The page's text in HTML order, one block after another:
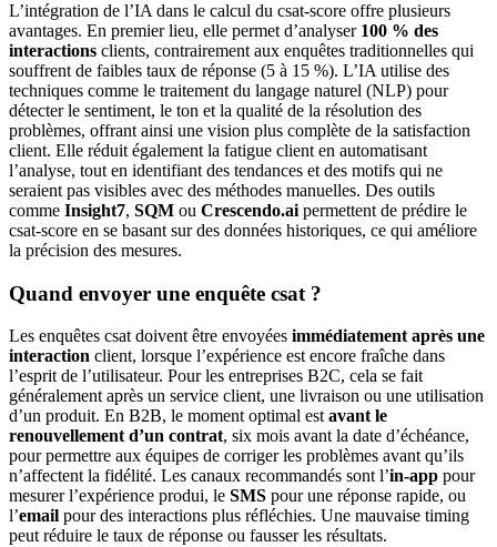
L’intégration de l’IA dans le calcul du csat-score offre plusieurs
avantages. En premier lieu, elle permet d’analyser 100 % des
interactions clients, contrairement aux enquêtes traditionnelles qui
souffrent de faibles taux de réponse (5 à 15 %). L’IA utilise des
techniques comme le traitement du langage naturel (NLP) pour
détecter le sentiment, le ton et la qualité de la résolution des
problèmes, offrant ainsi une vision plus complète de la satisfaction
client. Elle réduit également la fatigue client en automatisant
l’analyse, tout en identifiant des tendances et des motifs qui ne
seraient pas visibles avec des méthodes manuelles. Des outils
comme Insight7, SQM ou Crescendo.ai permettent de prédire le
csat-score en se basant sur des données historiques, ce qui améliore
la précision des mesures.
Quand envoyer une enquête csat ?
Les enquêtes csat doivent être envoyées immédiatement après une
interaction client, lorsque l’expérience est encore fraîche dans
l’esprit de l’utilisateur. Pour les entreprises B2C, cela se fait
généralement après un service client, une livraison ou une utilisation
d’un produit. En B2B, le moment optimal estavant le
renouvellement d’un contrat, six mois avant la date d’échéance,
pour permettre aux équipes de corriger les problèmes avant qu’ils
n’affectent la fidélité. Les canaux recommandés sont l’in-app pour
mesurer l’expérience produi, le SMS pour une réponse rapide, ou
l’email pour des interactions plus réfléchies. Une mauvaise timing
peut réduire le taux de réponse ou fausser les résultats.